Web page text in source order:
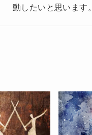
動したいと思います。